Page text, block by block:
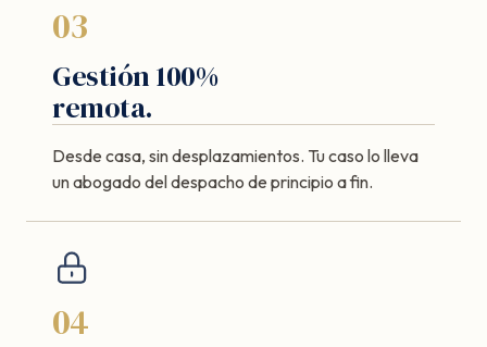
03
Gestión 100%
remota.
Desde casa, sin desplazamientos. Tu caso lo lleva
un abogado del despacho de principio a fin.
04